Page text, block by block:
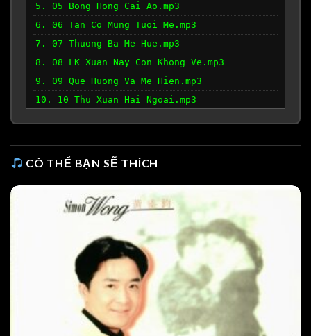
5. 05 Bong Hong Cai Ao.mp3
6. 06 Tan Co Mung Tuoi Me.mp3
7. 07 Thuong Ba Me Hue.mp3
8. 08 LK Xuan Nay Con Khong Ve.mp3
9. 09 Que Huong Va Me Hien.mp3
10. 10 Thu Xuan Hai Ngoai.mp3
CÓ THỂ BẠN SẼ THÍCH